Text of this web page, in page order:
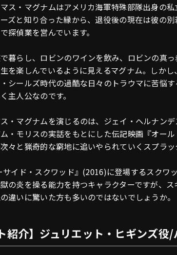
ス・マグナムはアメリカ海軍特殊部隊出身の
ズと知り合った縁から、退役後の現在は彼の
探偵業を営んでいます。
暮らし、ロビンのワインを飲み、ロビンの真
を楽しんでいるように見えるマグナム。しか
シールズ時代の過酷な日々のトラウマに苦
主人公なのです。
・マグナムを演じるのは、ジェイ・ヘルナン
・モリスの実話をもとにした伝記映画『オー
々と猟奇的な窮地に追いやられていくスプラ
サイド・スクワッド』(2016)に登場するスクワ
の炎を操る能力を持つキャラクターですが、
違いに驚いた方も多いのではないでしょうか。
紹介】ジュリエット・ヒギンズ役